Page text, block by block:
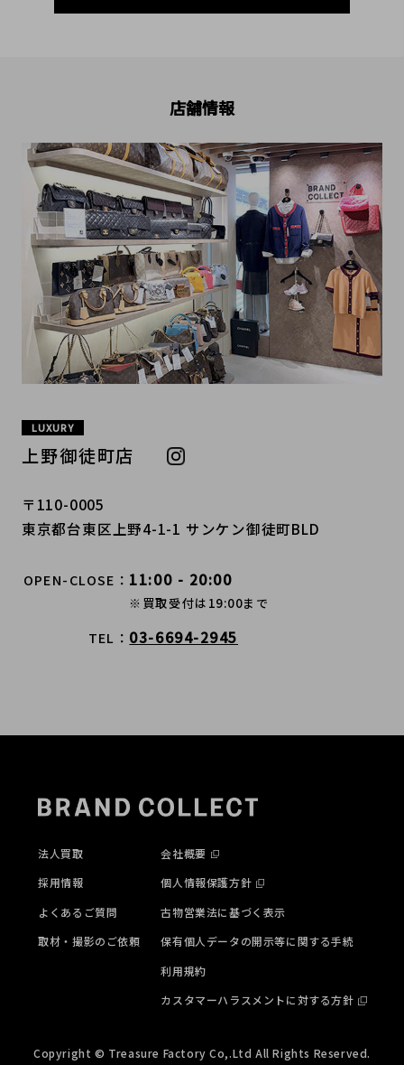
店舗情報
LUXURY
上野御徒町店
〒110-0005
東京都台東区上野4-1-1 サンケン御徒町BLD
OPEN-CLOSE 11:00 - 20:00
※買取受付は19:00まで
TEL 03-6694-2945
法人買取
採用情報
よくあるご質問
取材・撮影のご依頼
会社概要
個人情報保護方針
古物営業法に基づく表示
保有個人データの開示等に関する手続
利用規約
カスタマーハラスメントに対する方針
Copyright © Treasure Factory Co,.Ltd All Rights Reserved.